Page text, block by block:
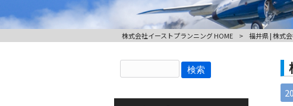
株式会社イーストプランニング HOME > 福井県 | 株式